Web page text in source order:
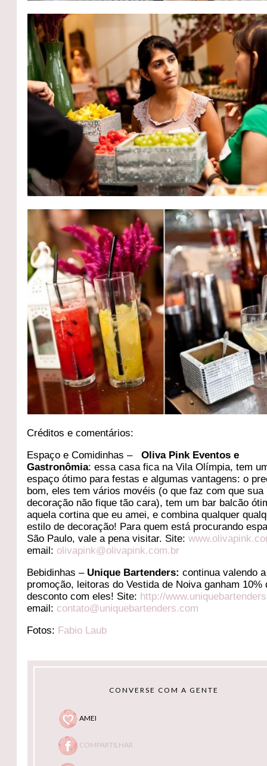
Créditos e comentários:
Espaço e Comidinhas –Oliva Pink Eventos e
Gastronômia: essa casa fica na Vila Olímpia, tem
espaço ótimo para festas e algumas vantagens: o
bom, eles tem vários movéis (o que faz com que sua
decoração não fique tão cara), tem um bar balcão
aquela cortina que eu amei, e combina qualquer
estilo de decoração! Para quem está procurando
São Paulo, vale a pena visitar. Site:
email: olivapink@olivapink.com.br
Bebidinhas – Unique Bartenders: continua valendo a
promoção, leitoras do Vestida de Noiva ganham 10%
desconto com eles! Site: http://
email: contato@uniquebartenders.com
Fotos: Fabio Laub
CONVERSE COM A GENTE
AMEI
COMPARTILHAR